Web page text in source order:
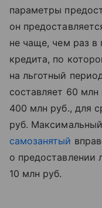
параметры
он
не чаще, чем раз в
кредита, по
на льготный
составляет 60
400 млн руб., для
руб.
самозанятый
о предоставлении
10 млн руб.